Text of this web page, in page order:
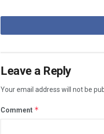
Leave a Reply
Your email address will not be
Comment *